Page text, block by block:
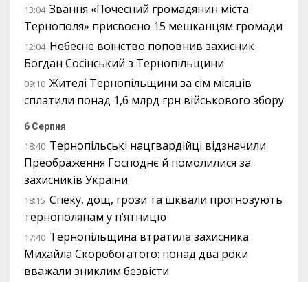
13:04 Звання «Почесний громадянин міста
Тернополя» присвоєно 15 мешканцям громади
12:04 Небесне воїнство поповнив захисник
Богдан Сосінський з Тернопільщини
09:10 Жителі Тернопільщини за сім місяців
сплатили понад 1,6 млрд грн військового збору
6 Серпня
18:40 Тернопільські нацгвардійці відзначили
Преображення Господнє й помолилися за
захисників України
18:15 Спеку, дощ, грози та шквали прогнозують
тернополянам у п’ятницю
17:40 Тернопільщина втратила захисника
Михайла Скоробогатого: понад два роки
вважали зниклим безвісти